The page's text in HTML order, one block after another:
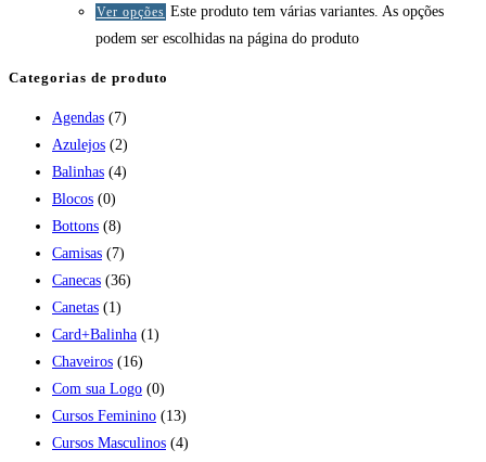
Ver opções Este produto tem várias variantes. As opções
podem ser escolhidas na página do produto
Categorias de produto
Agendas (7)
Azulejos (2)
Balinhas (4)
Blocos (0)
Bottons (8)
Camisas (7)
Canecas (36)
Canetas (1)
Card+Balinha (1)
Chaveiros (16)
Com sua Logo (0)
Cursos Feminino (13)
Cursos Masculinos (4)